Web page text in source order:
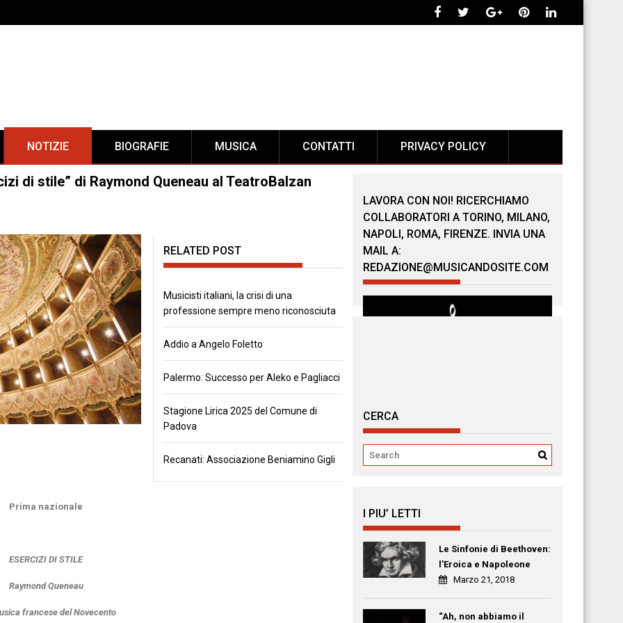
NOTIZIE BIOGRAFIE MUSICA CONTATTI PRIVACY POLICY
di stile” di Raymond Queneau al TeatroBalzan
RELATED POST
Musicisti italiani, la crisi di una
professione sempre meno riconosciuta
Addio a Angelo Foletto
Palermo: Successo per Aleko e Pagliacci
Stagione Lirica 2025 del Comune di
Padova
Recanati: Associazione Beniamino Gigli
Prima nazionale
ESERCIZI DI STILE
Raymond Queneau
francese del Novecento
LAVORA CON NOI! RICERCHIAMO
COLLABORATORI A TORINO, MILANO,
NAPOLI, ROMA, FIRENZE. INVIA UNA
MAIL A:
REDAZIONE@MUSICANDOSITE.COM
CERCA
I PIU’ LETTI
Le Sinfonie di Beethoven:
l’Eroica e Napoleone
Marzo 21, 2018
“Ah, non abbiamo il